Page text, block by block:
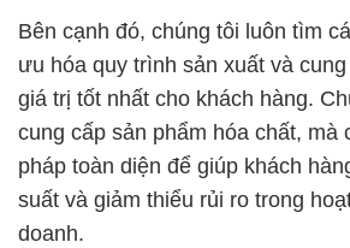
Bên cạnh đó, chúng tôi luôn tìm
ưu hóa quy trình sản xuất và
giá trị tốt nhất cho khách hàng.
cung cấp sản phẩm hóa chất, mà
pháp toàn diện để giúp khách
suất và giảm thiểu rủi ro trong
doanh.